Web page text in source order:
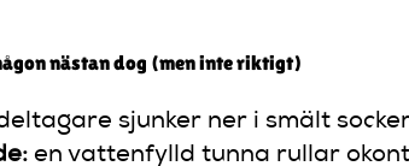
nästan dog (men inte riktigt)
sjunker ner i smält
en vattenfylld tunna rullar